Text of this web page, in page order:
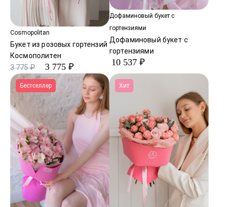
Cosmopolitan
Букет из розовых гортензий
Космополитен
3 775 ₽
3 775 ₽
Дофаминовый букет с
гортензиями
Дофаминовый букет с
гортензиями
10 537 ₽
Бестселлер Хит